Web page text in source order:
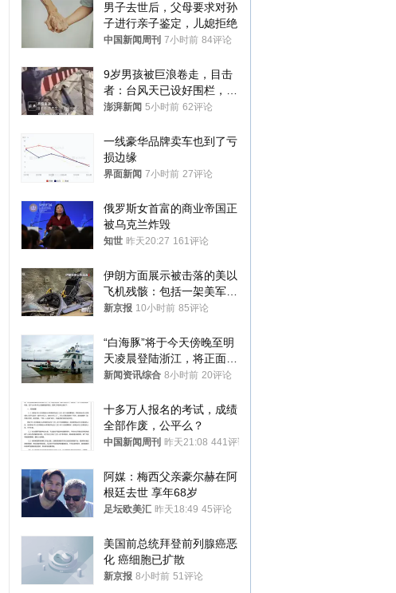
男子去世后，父母要求对孙
子进行亲子鉴定，儿媳拒绝
中国新闻周刊 7小时前 84评论
9岁男孩被巨浪卷走，目击
者：台风天已设好围栏，一
家四口翻入时保安曾喊话劝
澎湃新闻 5小时前 62评论
一线豪华品牌卖车也到了亏
损边缘
界面新闻 7小时前 27评论
俄罗斯女首富的商业帝国正
被乌克兰炸毁
知世 昨天20:27 161评论
伊朗方面展示被击落的美以
飞机残骸：包括一架美军F-
15战斗机残骸以及多架无人
新京报 10小时前 85评论
“白海豚”将于今天傍晚至明
天凌晨登陆浙江，将正面袭
击、贯穿浙江
新闻资讯综合 8小时前 20评论
十多万人报名的考试，成绩
全部作废，公平么？
中国新闻周刊 昨天21:08 441评论
阿媒：梅西父亲豪尔赫在阿
根廷去世 享年68岁
足坛欧美汇 昨天18:49 45评论
美国前总统拜登前列腺癌恶
化 癌细胞已扩散
新京报 8小时前 51评论